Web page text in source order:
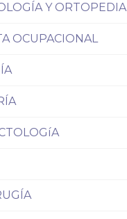
Y ORTOPEDIA
OCUPACIONAL